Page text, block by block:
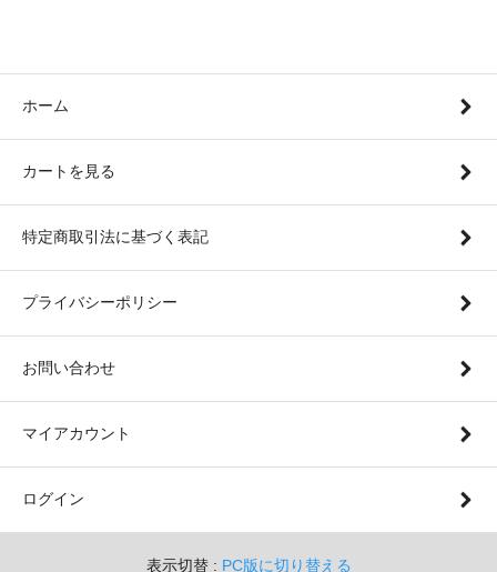
ホーム
カートを見る
特定商取引法に基づく表記
プライバシーポリシー
お問い合わせ
マイアカウント
ログイン
表示切替 : PC版に切り替える